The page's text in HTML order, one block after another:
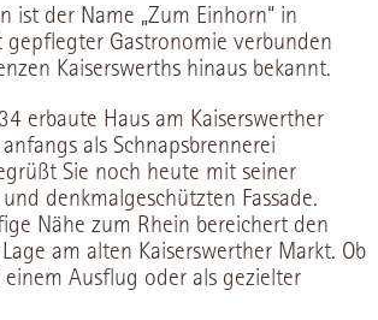
ist der Name „Zum Einhorn“ in
gepflegter Gastronomie verbunden
Kaiserswerths hinaus bekannt.
erbaute Haus am Kaiserswerther
als Schnapsbrennerei
Sie noch heute mit seiner
denkmalgeschützten Fassade.
Nähe zum Rhein bereichert den
am alten Kaiserswerther Markt. Ob
Ausflug oder als gezielter